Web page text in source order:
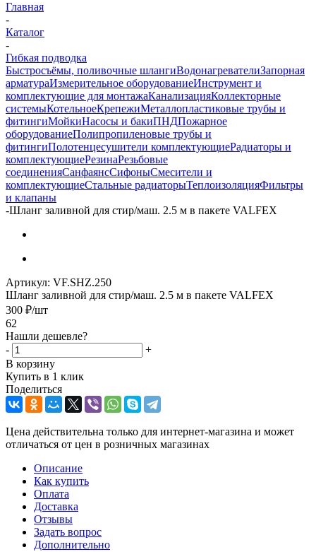
Главная
-
Каталог
-
Гибкая подводка
Быстросъёмы, поливочные шлангиВодонагревателиЗапорная
арматураИзмерительное оборудованиеИнструмент и
комплектующие для монтажаКанализацияКоллекторные
системыКотельноеКрепежиМеталлопластиковые трубы и
фитингиМойкиНасосы и бакиПНДПожарное
оборудованиеПолипропиленовые трубы и
фитингиПолотенцесушители комплектующиеРадиаторы и
комплектующиеРезинаРезьбовые
соединенияСанфаянсСифоныСмесители и
комплектующиеСтальные радиаторыТеплоизоляцияФильтры
и клапаны
-Шланг заливной для стир/маш. 2.5 м в пакете VALFEX
Артикул: VF.SHZ.250
Шланг заливной для стир/маш. 2.5 м в пакете VALFEX
300 ₽/шт
62
Нашли дешевле?
-
+
В корзину
Купить в 1 клик
Поделиться
Цена действительна только для интернет-магазина и может
отличаться от цен в розничных магазинах
Описание
Как купить
Оплата
Доставка
Отзывы
Задать вопрос
Дополнительно